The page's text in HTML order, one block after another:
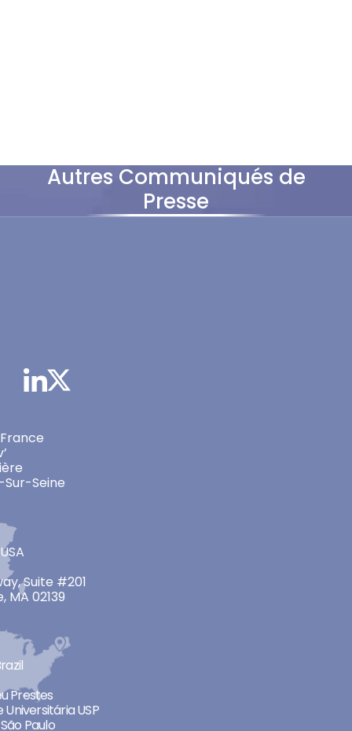
Autres Communiqués de
Presse
France
Seine
Suite #201
MA 02139
Prestes
Universitária USP
Paulo